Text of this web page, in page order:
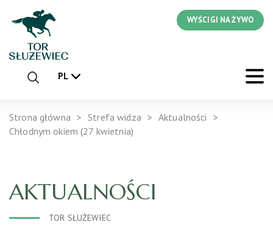
WYŚCIGI NA ŻYWO
PL
Strona główna Strefa widza
Aktualności
Chłodnym okiem (27 kwietnia)
AKTUALNOŚCI
TOR SŁUŻEWIEC